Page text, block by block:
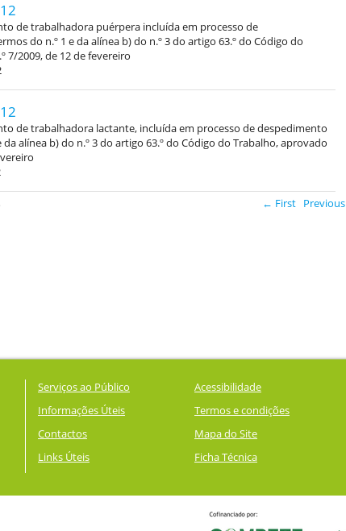
de trabalhadora puérpera incluída em processo de
do n.º 1 e da alínea b) do n.º 3 do artigo 63.º do Código do
7/2009, de 12 de fevereiro
de trabalhadora lactante, incluída em processo de despedimento
alínea b) do n.º 3 do artigo 63.º do Código do Trabalho, aprovado
← First Previous
Serviços ao Público
Informações Úteis
Contactos
Links Úteis
Acessibilidade
Termos e condições
Mapa do Site
Ficha Técnica